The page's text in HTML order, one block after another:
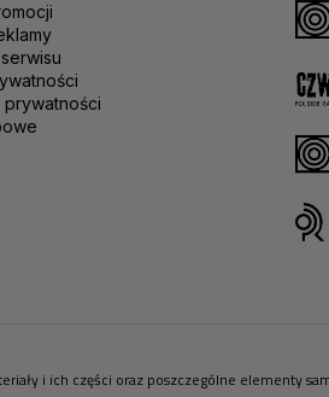
prywatności
i ich części oraz poszczególne elementy